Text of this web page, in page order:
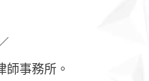
師事務所。